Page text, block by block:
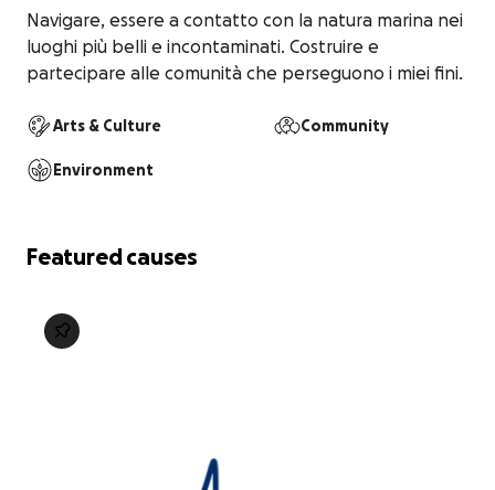
Navigare, essere a contatto con la natura marina nei
luoghi più belli e incontaminati. Costruire e
partecipare alle comunità che perseguono i miei fini.
Arts & Culture Community
Environment
Featured causes